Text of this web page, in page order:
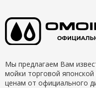
Мы предлагаем Вам
мойки торговой
ценам от официального